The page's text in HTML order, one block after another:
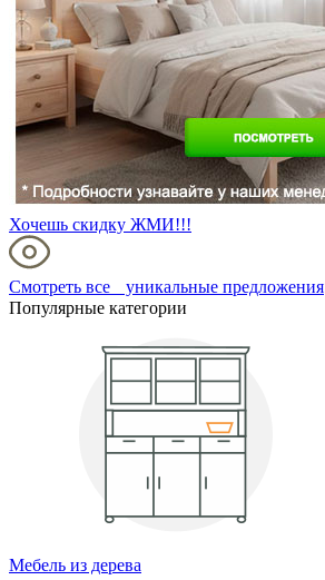
Хочешь скидку ЖМИ!!!
Смотреть все уникальные предложения
Популярные категории
Мебель из дерева